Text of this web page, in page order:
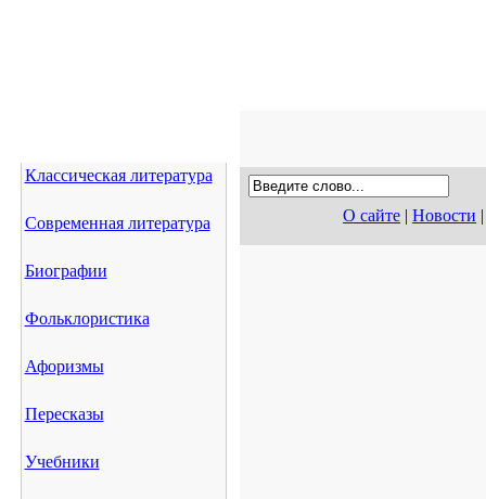
Классическая литература
Современная литература
Биографии
Фольклористика
Афоризмы
Пересказы
Учебники
О сайте | Новости